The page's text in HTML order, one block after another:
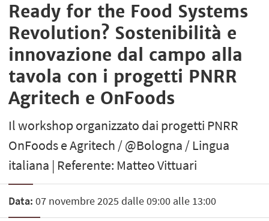
Ready for the Food Systems
Revolution? Sostenibilità e
innovazione dal campo alla
tavola con i progetti PNRR
Agritech e OnFoods
Il workshop organizzato dai progetti PNRR
OnFoods e Agritech / @Bologna / Lingua
italiana | Referente: Matteo Vittuari
Data: 07 novembre 2025 dalle 09:00 alle 13:00